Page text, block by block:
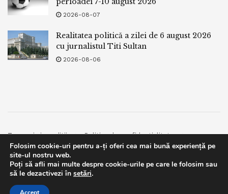
2026-08-07
Realitatea politică a zilei de 6 august 2026
cu jurnalistul Titi Sultan
2026-08-06
Termeni si conditii
Politica de confidentialitate
Facebook
Contact
© 2019bpnews- Business & Politics Newsbpnews.
Folosim cookie-uri pentru a-ți oferi cea mai bună experiență pe
site-ul nostru web.
Poți să afli mai multe despre cookie-urile pe care le folosim sau
să le dezactivezi în setări.
This website uses GDPR cookies. By continuing to use this
website you are giving consent to cookies being used. Visit our